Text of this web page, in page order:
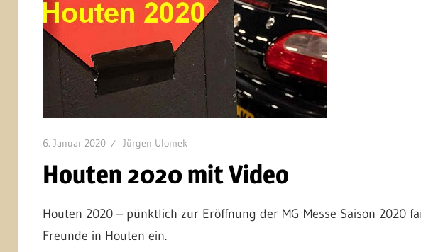
6. Januar 2020 Jürgen Ulomek
Houten 2020 mit Video
Houten 2020 – pünktlich zur Eröffnung der MG Messe Saison 2020
Freunde in Houten ein.